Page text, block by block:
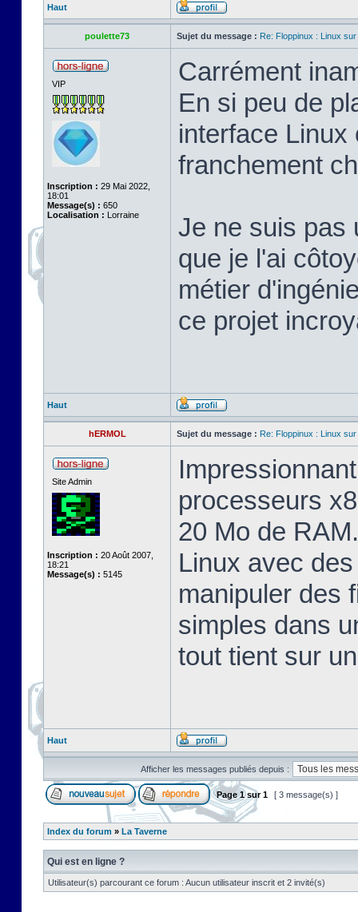
Haut
poulette73 Sujet du message : Re: Floppinux : Linux
VIP
Inscription : 29 Mai 2022,
18:01
Message(s) : 650
Localisation : Lorraine
Carrément
En si peu de
interface Linux
franchement
Je ne suis pas
que je l'ai
métier
ce projet
Haut
hERMOL Sujet du message : Re: Floppinux : Linux
Site Admin
Inscription : 20 Août 2007,
18:21
Message(s) : 5145
processeurs
20 Mo de
Linux avec
manipuler des
simples dans
tout tient sur
Haut
Afficher les messages publiés depuis :
Page1sur1 [ 3 message(s) ]
Index du forum » La Taverne
Qui est en ligne ?
Utilisateur(s) parcourant ce forum : Aucun utilisateur inscrit et 2 invité(s)